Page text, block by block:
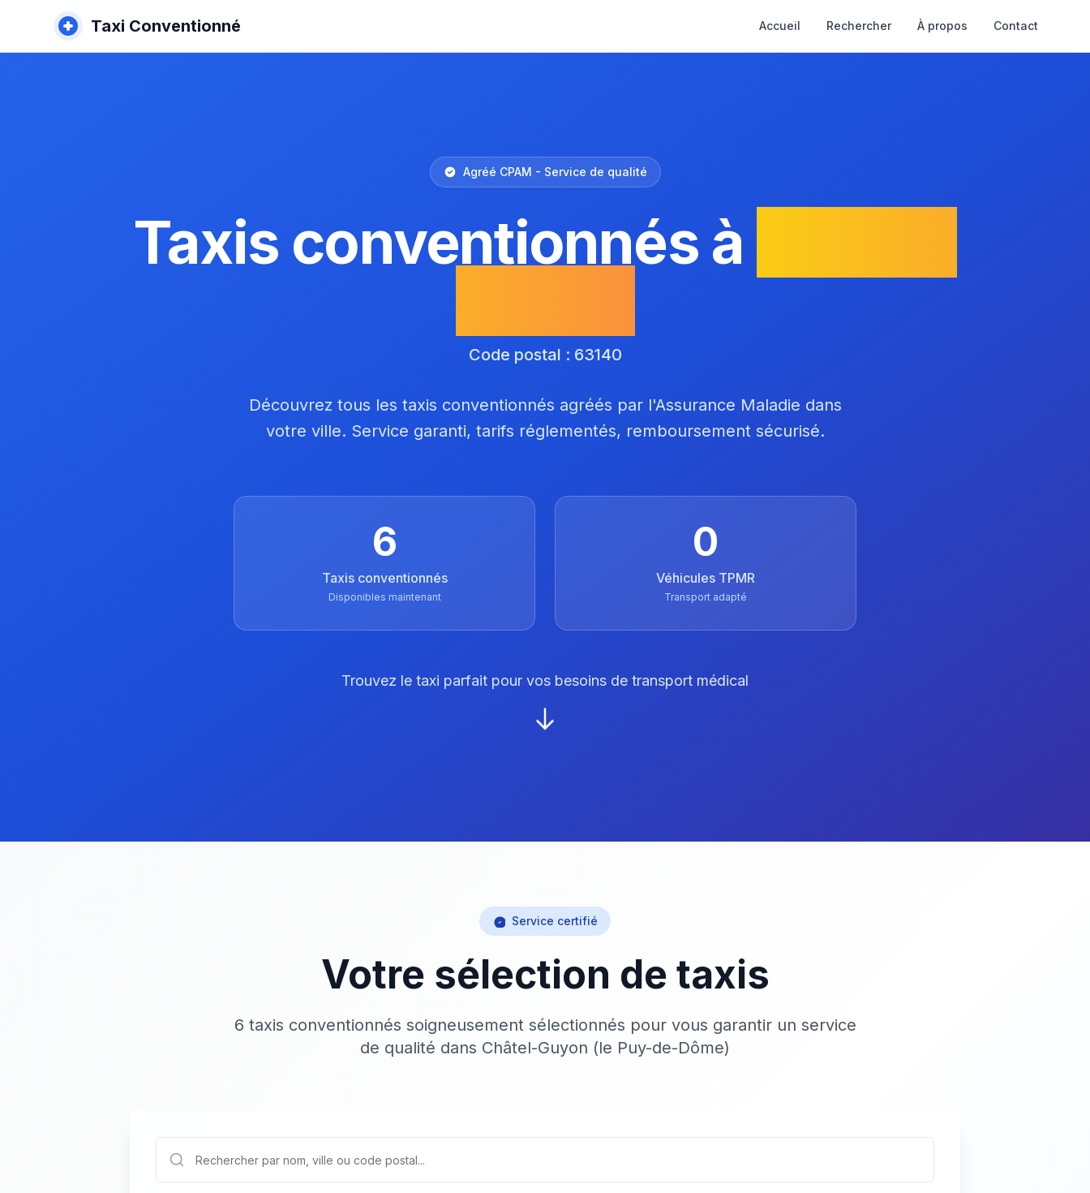
Taxi Conventionné Accueil Rechercher À propos Contact
Agréé CPAM - Service de qualité
Taxis conventionnés à
Code postal : 63140
Découvrez tous les taxis conventionnés agréés par l'Assurance Maladie dans
votre ville. Service garanti, tarifs réglementés, remboursement sécurisé.
6
Taxis conventionnés
Disponibles maintenant
0
Véhicules TPMR
Transport adapté
Trouvez le taxi parfait pour vos besoins de transport médical
Service certifié
Votre sélection de taxis
6 taxis conventionnés soigneusement sélectionnés pour vous garantir un service
de qualité dans Châtel-Guyon (le Puy-de-Dôme)